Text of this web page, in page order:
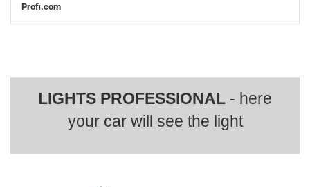
Profi.com
LIGHTS PROFESSIONAL - here
your car will see the light